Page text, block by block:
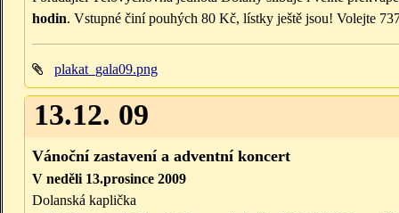
hodin. Vstupné činí pouhých 80 Kč, lístky ještě jsou! Volejte
plakat_gala09.png
13.12. 09
Vánoční zastavení a adventní koncert
V neděli 13.prosince 2009
Dolanská kaplička